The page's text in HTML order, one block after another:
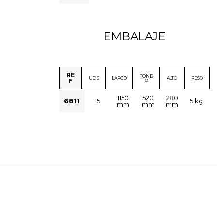
EMBALAJE
RE
F
UDS LARGO
FOND
O
ALTO PESO
6811 15
1150
mm
520
mm
280
mm
5 kg